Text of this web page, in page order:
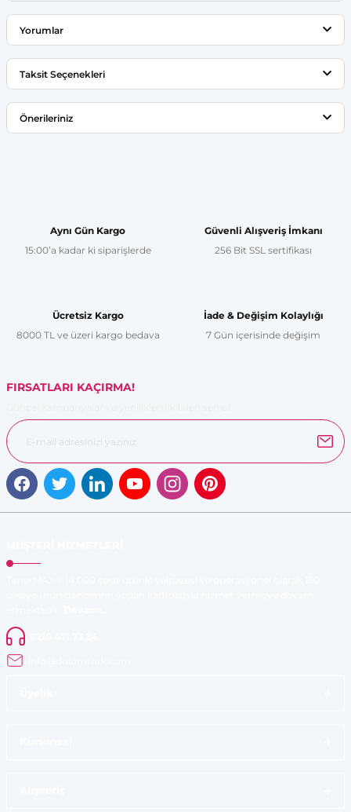
Yorumlar
Bu ürüne ilk yorumu siz yapın!
Taksit Seçenekleri
Önerileriniz
Ürün resmi kalitesiz, bozuk veya görüntülenemiyor.
Ürün fiyatı diğer sitelerden daha pahalı.
Aynı Gün Kargo
15:00’a kadar ki siparişlerde
Güvenli Alışveriş İmkanı
256 Bit SSL sertifikası
Ücretsiz Kargo
8000 TL ve üzeri kargo bedava
İade & Değişim Kolaylığı
7 Gün içerisinde değişim
FIRSATLARI KAÇIRMA!